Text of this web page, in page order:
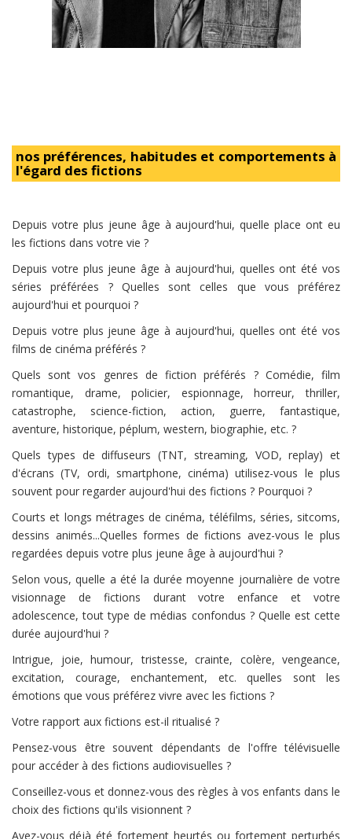
nos préférences, habitudes et comportements à
l'égard des fictions
Depuis votre plus jeune âge à aujourd'hui, quelle place ont eu
les fictions dans votre vie ?
Depuis votre plus jeune âge à aujourd'hui, quelles ont été vos
séries préférées ? Quelles sont celles que vous préférez
aujourd'hui et pourquoi ?
Depuis votre plus jeune âge à aujourd'hui, quelles ont été vos
films de cinéma préférés ?
Quels sont vos genres de fiction préférés ? Comédie, film
romantique, drame, policier, espionnage, horreur, thriller,
catastrophe, science-fiction, action, guerre, fantastique,
aventure, historique, péplum, western, biographie, etc. ?
Quels types de diffuseurs (TNT, streaming, VOD, replay) et
d'écrans (TV, ordi, smartphone, cinéma) utilisez-vous le plus
souvent pour regarder aujourd'hui des fictions ? Pourquoi ?
Courts et longs métrages de cinéma, téléfilms, séries, sitcoms,
dessins animés...Quelles formes de fictions avez-vous le plus
regardées depuis votre plus jeune âge à aujourd'hui ?
Selon vous, quelle a été la durée moyenne journalière de votre
visionnage de fictions durant votre enfance et votre
adolescence, tout type de médias confondus ? Quelle est cette
durée aujourd'hui ?
Intrigue, joie, humour, tristesse, crainte, colère, vengeance,
excitation, courage, enchantement, etc. quelles sont les
émotions que vous préférez vivre avec les fictions ?
Votre rapport aux fictions est-il ritualisé ?
Pensez-vous être souvent dépendants de l'offre télévisuelle
pour accéder à des fictions audiovisuelles ?
Conseillez-vous et donnez-vous des règles à vos enfants dans le
choix des fictions qu'ils visionnent ?
Avez-vous déjà été fortement heurtés ou fortement perturbés